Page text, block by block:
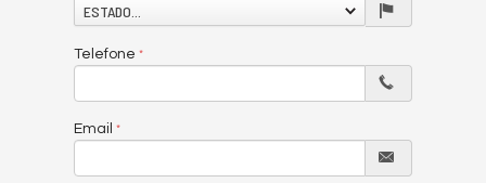
ESTADO...
Telefone
Email